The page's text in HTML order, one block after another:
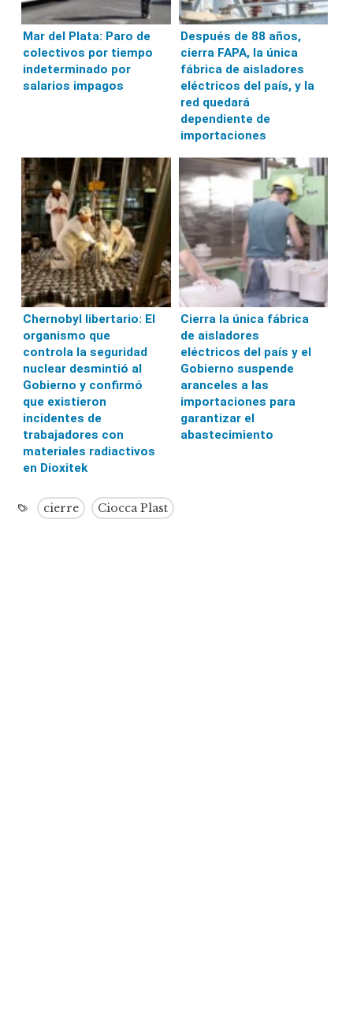
Mar del Plata: Paro de
colectivos por tiempo
indeterminado por
salarios impagos
Después de 88 años,
cierra FAPA, la única
fábrica de aisladores
eléctricos del país, y la
red quedará
dependiente de
importaciones
Chernobyl libertario: El
organismo que
controla la seguridad
nuclear desmintió al
Gobierno y confirmó
que existieron
incidentes de
trabajadores con
materiales radiactivos
en Dioxitek
Cierra la única fábrica
de aisladores
eléctricos del país y el
Gobierno suspende
aranceles a las
importaciones para
garantizar el
abastecimiento
cierre Ciocca Plast